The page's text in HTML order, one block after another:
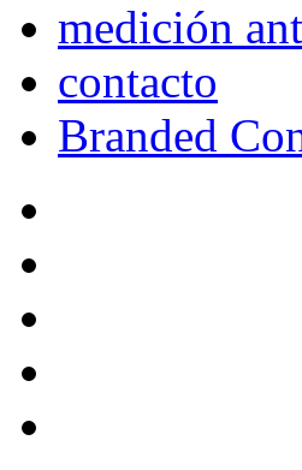
medición
contacto
Branded